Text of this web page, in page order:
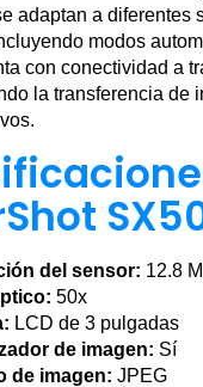
adaptan a diferentes
modos
con conectividad a
la transferencia de
del sensor: 12.8
50x
LCD de 3 pulgadas
de imagen: Sí
de imagen: JPEG